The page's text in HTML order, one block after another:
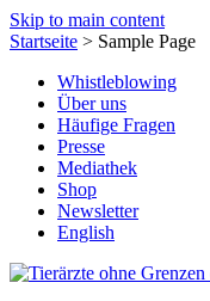
Skip to main content
Startseite > Sample Page
Whistleblowing
Über uns
Häufige Fragen
Presse
Mediathek
Shop
Newsletter
English